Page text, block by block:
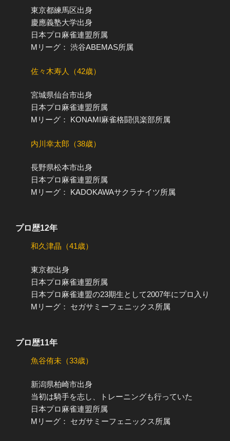
東京都練馬区出身
慶應義塾大学出身
日本プロ麻雀連盟所属
Mリーグ： 渋谷ABEMAS所属
佐々木寿人（42歳）
宮城県仙台市出身
日本プロ麻雀連盟所属
Mリーグ： KONAMI麻雀格闘倶楽部所属
内川幸太郎（38歳）
長野県松本市出身
日本プロ麻雀連盟所属
Mリーグ： KADOKAWAサクラナイツ所属
プロ歴12年
和久津晶（41歳）
東京都出身
日本プロ麻雀連盟所属
日本プロ麻雀連盟の23期生として2007年にプロ入り
Mリーグ： セガサミーフェニックス所属
プロ歴11年
魚谷侑未（33歳）
新潟県柏崎市出身
当初は騎手を志し、トレーニングも行っていた
日本プロ麻雀連盟所属
Mリーグ： セガサミーフェニックス所属